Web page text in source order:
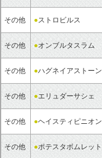
その他 ●ストロビルス
その他 ●オンブルタスラム
その他 ●ハグネイアストーン
その他 ●エリュダーサシェ
その他 ●ヘイスティピニオン
その他 ●ポテスタボムレット